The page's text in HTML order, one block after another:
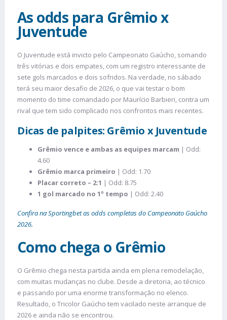
As odds para Grêmio x
Juventude
O Juventude está invicto pelo Campeonato Gaúcho, somando
três vitórias e dois empates, com um registro interessante de
sete gols marcados e dois sofridos. Na verdade, no sábado
terá seu maior desafio de 2026, o que vai testar o bom
momento do time comandado por Maurício Barbieri, contra um
rival que tem sido complicado nos confrontos mais recentes.
Dicas de palpites: Grêmio x Juventude
Grêmio vence e ambas as equipes marcam | Odd:
4.60
Grêmio marca primeiro | Odd: 1.70
Placar correto – 2:1 | Odd: 8.75
1 gol marcado no 1º tempo | Odd: 2.40
Confira na Sportingbet as odds completas do Campeonato Gaúcho
2026.
Como chega o Grêmio
O Grêmio chega nesta partida ainda em plena remodelação,
com muitas mudanças no clube. Desde a diretoria, ao técnico
e passando por uma enorme transformação no elenco.
Resultado, o Tricolor Gaúcho tem vacilado neste arranque de
2026 e ainda não se encontrou.